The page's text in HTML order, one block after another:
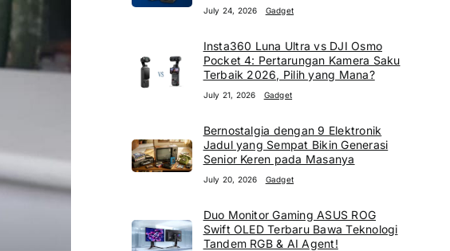
July 24, 2026 Gadget
Insta360 Luna Ultra vs DJI Osmo
Pocket 4: Pertarungan Kamera Saku
Terbaik 2026, Pilih yang Mana?
July 21, 2026 Gadget
Bernostalgia dengan 9 Elektronik
Jadul yang Sempat Bikin Generasi
Senior Keren pada Masanya
July 20, 2026 Gadget
Duo Monitor Gaming ASUS ROG
Swift OLED Terbaru Bawa Teknologi
Tandem RGB & AI Agent!